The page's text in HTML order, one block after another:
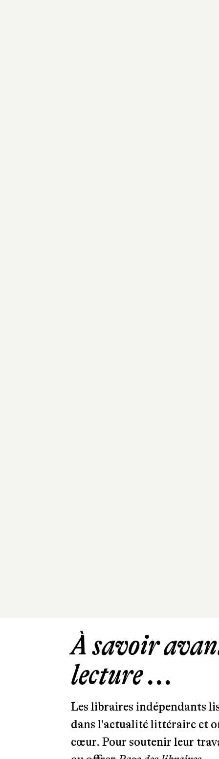
À savoir
lecture ...
Les libraires indépendants
dans l'actualité littéraire et
cœur. Pour soutenir leur